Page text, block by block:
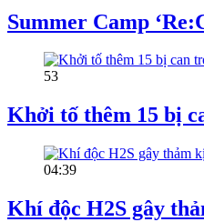
Summer Camp
53
Khởi tố thêm 15 bị
04:39
Khí độc H2S gây